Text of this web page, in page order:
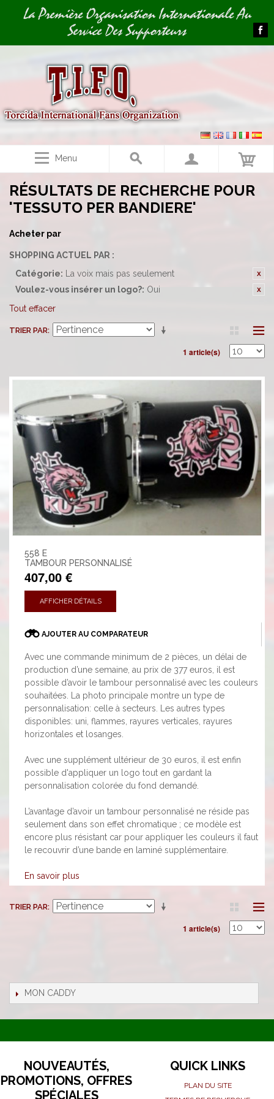
Image 01La Première Organisation Internationale Au
Service Des Supporteurs
Menu
RÉSULTATS DE RECHERCHE POUR
'TESSUTO PER BANDIERE'
Acheter par
SHOPPING ACTUEL PAR :
Catégorie:
La voix mais pas seulement
Voulez-vous insérer un logo?: Oui
Tout effacer
TRIER PAR
1 article(s)
558 E
TAMBOUR PERSONNALISÉ
407,00 €
AFFICHER DÉTAILS
AJOUTER AU COMPARATEUR
Avec une commande minimum de 2 pièces, un délai de
production d’une semaine, au prix de 377 euros, il est
possible d’avoir le tambour personnalisé avec les couleurs
souhaitées. La photo principale montre un type de
personnalisation: celle à secteurs. Les autres types
disponibles: uni, flammes, rayures verticales, rayures
horizontales et losanges.
Avec une supplément ultérieur de 30 euros, il est enfin
possible d'appliquer un logo tout en gardant la
personnalisation colorée du fond demandé.
L’avantage d’avoir un tambour personnalisé ne réside pas
seulement dans son effet chromatique ; ce modèle est
encore plus résistant car pour appliquer les couleurs il faut
le recouvrir d’une bande en laminé supplémentaire.
En savoir plus
TRIER PAR
1 article(s)
MON CADDY
NOUVEAUTÉS,
PROMOTIONS, OFFRES
SPÉCIALES
QUICK LINKS
PLAN DU SITE